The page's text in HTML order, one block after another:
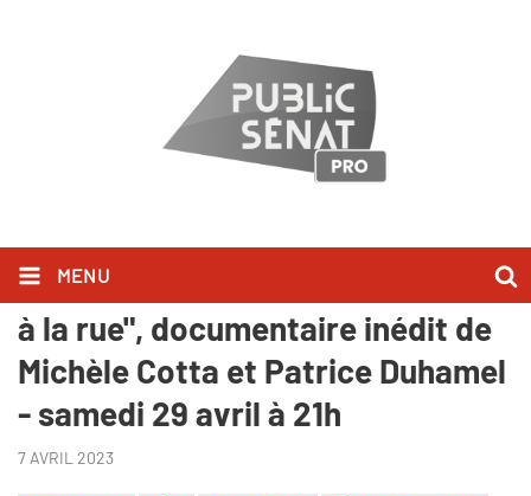
MENU
"Président, le prix à payer - Face
à la rue", documentaire inédit de
Michèle Cotta et Patrice Duhamel
- samedi 29 avril à 21h
7 AVRIL 2023